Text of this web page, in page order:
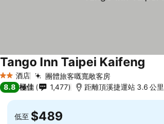
2 星級酒店 團體旅客嘅寬敞客房
Tango Inn Taipei Kaifeng
8.8 極佳 1,477 距離頂溪捷運站 3.6 公里
低至 $489